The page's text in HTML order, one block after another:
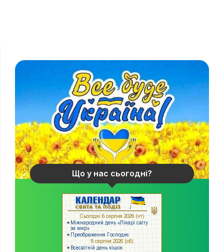
Що у нас сьогодні?